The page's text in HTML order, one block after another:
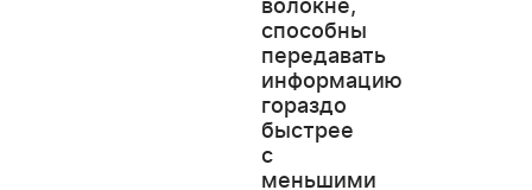
способны
передавать
информацию
гораздо
быстрее
с
меньшими